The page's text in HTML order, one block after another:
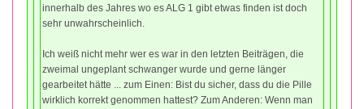
innerhalb des Jahres wo es ALG 1 gibt etwas finden ist doch
sehr unwahrscheinlich.
Ich weiß nicht mehr wer es war in den letzten Beiträgen, die
zweimal ungeplant schwanger wurde und gerne länger
gearbeitet hätte ... zum Einen: Bist du sicher, dass du die Pille
wirklich korrekt genommen hattest? Zum Anderen: Wenn man